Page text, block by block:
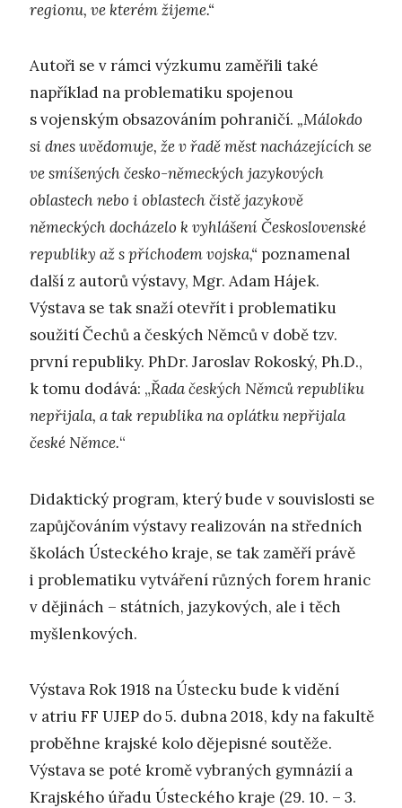
regionu, ve kterém žijeme.“
Autoři se v rámci výzkumu zaměřili také
například na problematiku spojenou
s vojenským obsazováním pohraničí. „Málokdo
si dnes uvědomuje, že v řadě měst nacházejících se
ve smíšených česko-německých jazykových
oblastech nebo i oblastech čistě jazykově
německých docházelo k vyhlášení Československé
republiky až s příchodem vojska,“ poznamenal
další z autorů výstavy, Mgr. Adam Hájek.
Výstava se tak snaží otevřít i problematiku
soužití Čechů a českých Němců v době tzv.
první republiky. PhDr. Jaroslav Rokoský, Ph.D.,
k tomu dodává: „Řada českých Němců republiku
nepřijala, a tak republika na oplátku nepřijala
české Němce.“
Didaktický program, který bude v souvislosti se
zapůjčováním výstavy realizován na středních
školách Ústeckého kraje, se tak zaměří právě
i problematiku vytváření různých forem hranic
v dějinách – státních, jazykových, ale i těch
myšlenkových.
Výstava Rok 1918 na Ústecku bude k vidění
v atriu FF UJEP do 5. dubna 2018, kdy na fakultě
proběhne krajské kolo dějepisné soutěže.
Výstava se poté kromě vybraných gymnázií a
Krajského úřadu Ústeckého kraje (29. 10. – 3.